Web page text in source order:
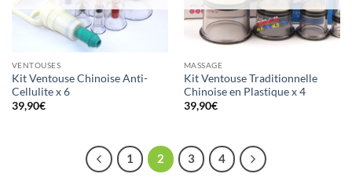
VENTOUSES
Kit Ventouse Chinoise Anti-
Cellulite x 6
39,90€
MASSAGE
Kit Ventouse Traditionnelle
Chinoise en Plastique x 4
39,90€
1 2 3 4